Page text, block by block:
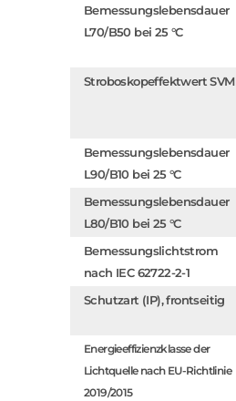
Bemessungslebensdauer
L70/B50 bei 25 °C
Stroboskopeffektwert SVM
Bemessungslebensdauer
L90/B10 bei 25 °C
Bemessungslebensdauer
L80/B10 bei 25 °C
Bemessungslichtstrom
nach IEC 62722-2-1
Schutzart (IP), frontseitig
Energieeffizienzklasse der
Lichtquelle nach EU-Richtlinie
2019/2015